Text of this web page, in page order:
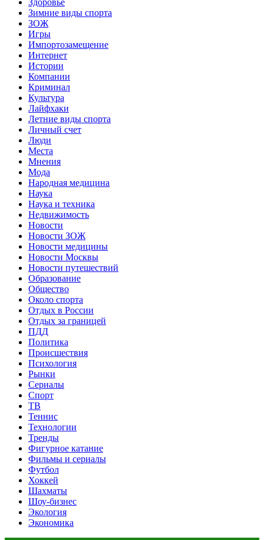
Здоровье
Зимние виды спорта
ЗОЖ
Игры
Импортозамещение
Интернет
Истории
Компании
Криминал
Культура
Лайфхаки
Летние виды спорта
Личный счет
Люди
Места
Мнения
Мода
Народная медицина
Наука
Наука и техника
Недвижимость
Новости
Новости ЗОЖ
Новости медицины
Новости Москвы
Новости путешествий
Образование
Общество
Около спорта
Отдых в России
Отдых за границей
ПДД
Политика
Происшествия
Психология
Рынки
Сериалы
Спорт
ТВ
Теннис
Технологии
Тренды
Фигурное катание
Фильмы и сериалы
Футбол
Хоккей
Шахматы
Шоу-бизнес
Экология
Экономика